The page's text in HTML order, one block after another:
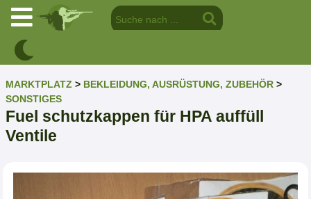
MARKTPLATZ > BEKLEIDUNG, AUSRÜSTUNG, ZUBEHÖR >
SONSTIGES
Fuel schutzkappen für HPA auffüll
Ventile